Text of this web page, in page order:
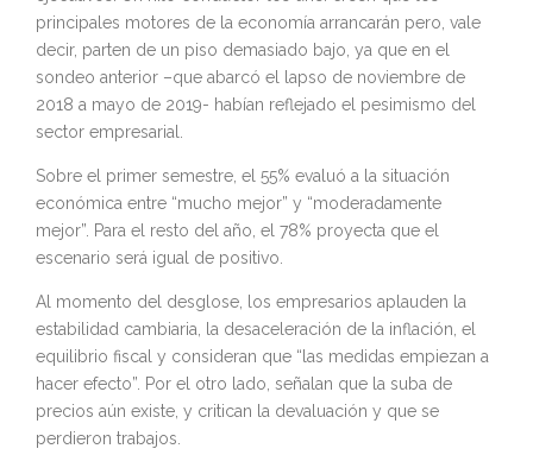
principales motores de la economía arrancarán pero, vale
decir, parten de un piso demasiado bajo, ya que en el
sondeo anterior –que abarcó el lapso de noviembre de
2018 a mayo de 2019- habían reflejado el pesimismo del
sector empresarial.
Sobre el primer semestre, el 55% evaluó a la situación
económica entre “mucho mejor” y “moderadamente
mejor”. Para el resto del año, el 78% proyecta que el
escenario será igual de positivo.
Al momento del desglose, los empresarios aplauden la
estabilidad cambiaria, la desaceleración de la inflación, el
equilibrio fiscal y consideran que “las medidas empiezan a
hacer efecto”. Por el otro lado, señalan que la suba de
precios aún existe, y critican la devaluación y que se
perdieron trabajos.